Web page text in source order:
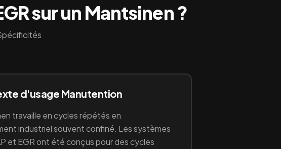
sur un Mantsinen?
d'usageManutention
travaille encycles répétés en
industriel souvent confiné. Les systèmes
et EGR ont été conçus pour des cycles